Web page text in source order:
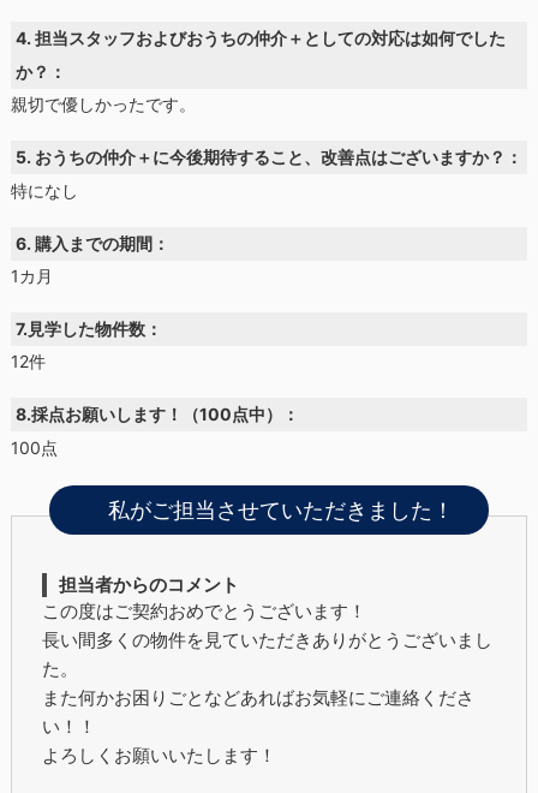
4. 担当スタッフおよびおうちの仲介＋としての対応は如何でした
か？：
親切で優しかったです。
5. おうちの仲介＋に今後期待すること、改善点はございますか？：
特になし
6. 購入までの期間：
1カ月
7.見学した物件数：
12件
8.採点お願いします！（100点中）：
100点
私がご担当させていただきました！
担当者からのコメント
この度はご契約おめでとうございます！
長い間多くの物件を見ていただきありがとうございまし
た。
また何かお困りごとなどあればお気軽にご連絡くださ
い！！
よろしくお願いいたします！